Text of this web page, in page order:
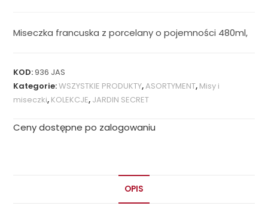
Miseczka francuska z porcelany o pojemności 480ml,
KOD:936 JAS
Kategorie:WSZYSTKIE PRODUKTY,ASORTYMENT, Misy i
miseczki, KOLEKCJE, JARDIN SECRET
Ceny dostępne po zalogowaniu
OPIS